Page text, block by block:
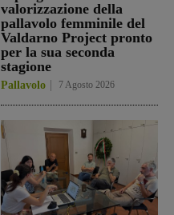
valorizzazione della
pallavolo femminile del
Valdarno Project pronto
per la sua seconda
stagione
Pallavolo 7 Agosto 2026